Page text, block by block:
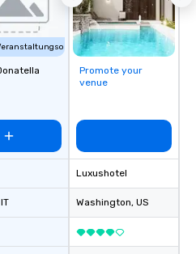
Promote your
venue
Luxushotel
Washington, US